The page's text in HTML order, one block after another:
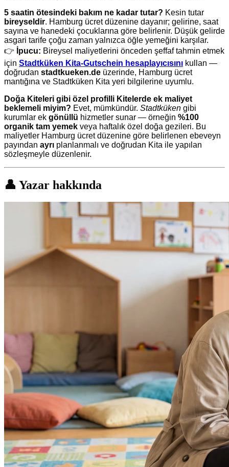
5 saatin ötesindeki bakım ne kadar tutar? Kesin tutar
bireyseldir. Hamburg ücret düzenine dayanır; gelirine, saat
sayına ve hanedeki çocuklarına göre belirlenir. Düşük gelirde
asgari tarife çoğu zaman yalnızca öğle yemeğini karşılar.
👉 İpucu: Bireysel maliyetlerini önceden şeffaf tahmin etmek
için Stadtküken Kita-Gutschein hesaplayıcısını kullan —
doğrudan stadtkueken.de üzerinde, Hamburg ücret
mantığına ve Stadtküken Kita yeri bilgilerine uyumlu.
Doğa Kiteleri gibi özel profilli Kitelerde ek maliyet
beklemeli miyim? Evet, mümkündür. Stadtküken gibi
kurumlar ek gönüllü hizmetler sunar — örneğin %100
organik tam yemek veya haftalık özel doğa gezileri. Bu
maliyetler Hamburg ücret düzenine göre belirlenen ebeveyn
payından ayrı planlanmalı ve doğrudan Kita ile yapılan
sözleşmeyle düzenlenir.
👤 Yazar hakkında